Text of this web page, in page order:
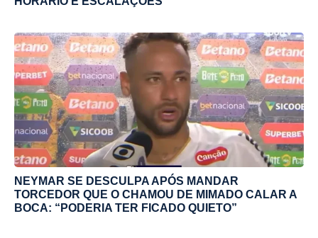
NEYMAR SE DESCULPA APÓS MANDAR
TORCEDOR QUE O CHAMOU DE MIMADO CALAR A
BOCA: “PODERIA TER FICADO QUIETO”